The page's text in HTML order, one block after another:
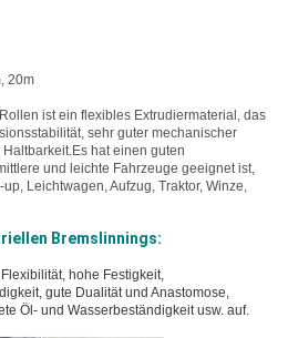
20m
ist ein flexibles Extrudiermaterial, das
sehr guter mechanischer
hat einen guten
und leichte Fahrzeuge geeignet ist,
up, Leichtwagen, Aufzug, Traktor, Winze,
Bremslinnings:
hohe Festigkeit,
gute Dualität und Anastomose,
Öl- und Wasserbeständigkeit usw. auf.